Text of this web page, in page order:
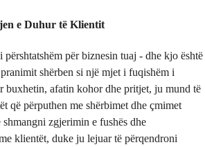
e Duhur të Klientit
përshtatshëm për biznesin tuaj - dhe kjo është
shërben si një mjet i fuqishëm i
afatin kohor dhe pritjet, ju mund të
që përputhen me shërbimet dhe çmimet
zgjerimin e fushës dhe
klientët, duke ju lejuar të përqendroni